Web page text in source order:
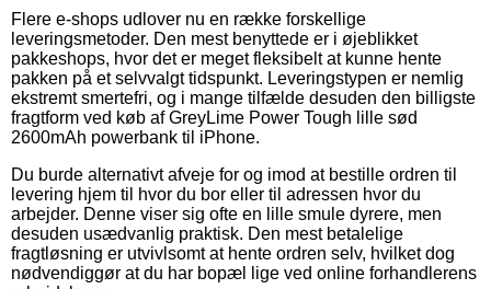
Flere e-shops udlover nu en række forskellige
leveringsmetoder. Den mest benyttede er i øjeblikket
pakkeshops, hvor det er meget fleksibelt at kunne hente
pakken på et selvvalgt tidspunkt. Leveringstypen er nemlig
ekstremt smertefri, og i mange tilfælde desuden den billigste
fragtform ved køb af GreyLime Power Tough lille sød
2600mAh powerbank til iPhone.
Du burde alternativt afveje for og imod at bestille ordren til
levering hjem til hvor du bor eller til adressen hvor du
arbejder. Denne viser sig ofte en lille smule dyrere, men
desuden usædvanlig praktisk. Den mest betalelige
fragtløsning er utvivlsomt at hente ordren selv, hvilket dog
nødvendiggør at du har bopæl lige ved online forhandlerens